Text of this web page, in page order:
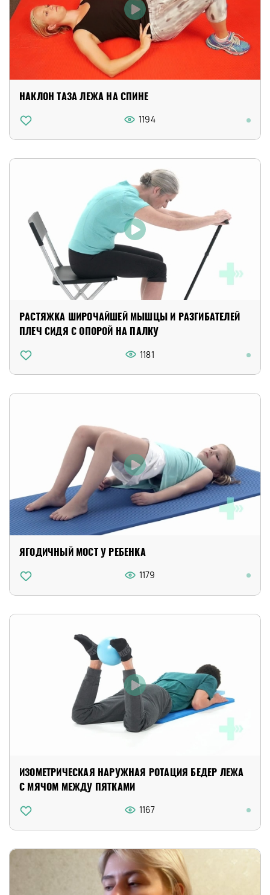
НАКЛОН ТАЗА ЛЕЖА НА СПИНЕ
1194
РАСТЯЖКА ШИРОЧАЙШЕЙ МЫШЦЫ И РАЗГИБАТЕЛЕЙ
ПЛЕЧ СИДЯ С ОПОРОЙ НА ПАЛКУ
1181
ЯГОДИЧНЫЙ МОСТ У РЕБЕНКА
1179
ИЗОМЕТРИЧЕСКАЯ НАРУЖНАЯ РОТАЦИЯ БЕДЕР ЛЕЖА
С МЯЧОМ МЕЖДУ ПЯТКАМИ
1167